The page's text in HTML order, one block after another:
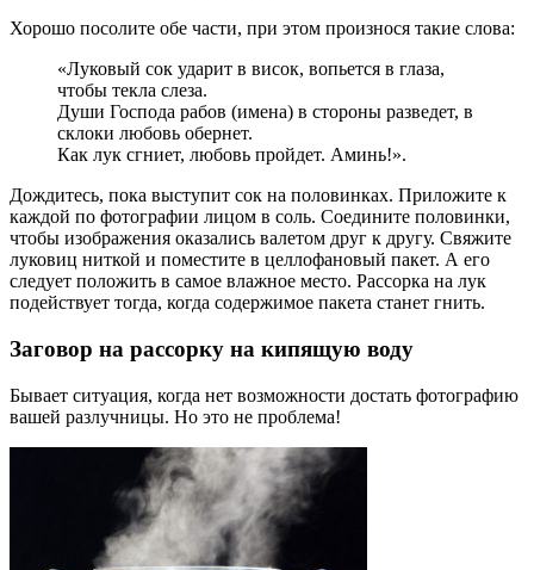
Хорошо посолите обе части, при этом произнося такие слова:
«Луковый сок ударит в висок, вопьется в глаза,
чтобы текла слеза.
Души Господа рабов (имена) в стороны разведет, в
склоки любовь обернет.
Как лук сгниет, любовь пройдет. Аминь!».
Дождитесь, пока выступит сок на половинках. Приложите к
каждой по фотографии лицом в соль. Соедините половинки,
чтобы изображения оказались валетом друг к другу. Свяжите
луковиц ниткой и поместите в целлофановый пакет. А его
следует положить в самое влажное место. Рассорка на лук
подействует тогда, когда содержимое пакета станет гнить.
Заговор на рассорку на кипящую воду
Бывает ситуация, когда нет возможности достать фотографию
вашей разлучницы. Но это не проблема!